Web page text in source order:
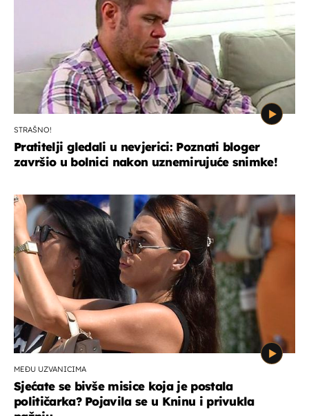
STRAŠNO!
Pratitelji gledali u nevjerici: Poznati bloger
završio u bolnici nakon uznemirujuće snimke!
MEĐU UZVANICIMA
Sjećate se bivše misice koja je postala
političarka? Pojavila se u Kninu i privukla